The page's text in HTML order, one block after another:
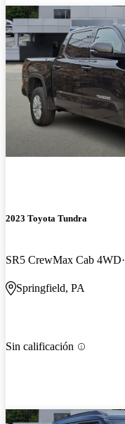
2023 Toyota Tundra
SR5 CrewMax Cab 4WD
Springfield, PA
Sin calificación